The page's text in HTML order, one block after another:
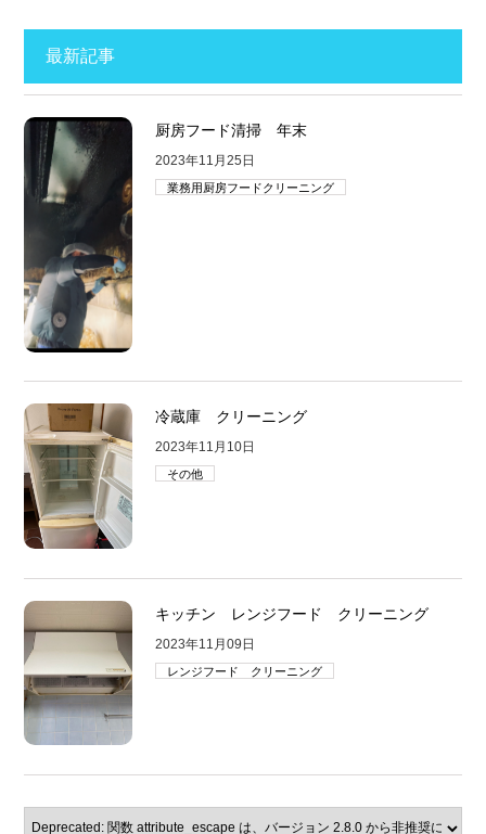
最新記事
厨房フード清掃 年末
2023年11月25日
業務用厨房フードクリーニング
冷蔵庫 クリーニング
2023年11月10日
その他
キッチン レンジフード クリーニング
2023年11月09日
レンジフード クリーニング